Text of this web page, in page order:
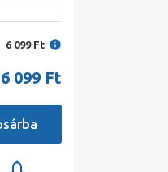
6 099 Ft
6 099 Ft